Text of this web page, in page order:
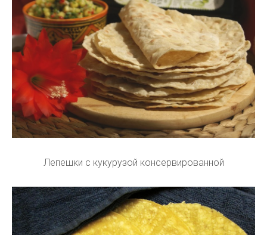
Лепешки с кукурузой консервированной